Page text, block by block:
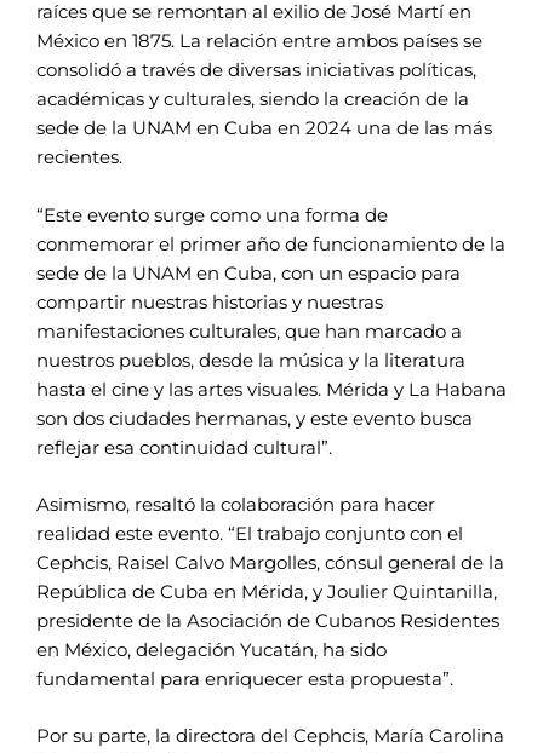
raíces que se remontan al exilio de José Martí en
México en 1875. La relación entre ambos países se
consolidó a través de diversas iniciativas políticas,
académicas y culturales, siendo la creación de la
sede de la UNAM en Cuba en 2024 una de las más
recientes.
“Este evento surge como una forma de
conmemorar el primer año de funcionamiento de la
sede de la UNAM en Cuba, con un espacio para
compartir nuestras historias y nuestras
manifestaciones culturales, que han marcado a
nuestros pueblos, desde la música y la literatura
hasta el cine y las artes visuales. Mérida y La Habana
son dos ciudades hermanas, y este evento busca
reflejar esa continuidad cultural”.
Asimismo, resaltó la colaboración para hacer
realidad este evento. “El trabajo conjunto con el
Cephcis, Raisel Calvo Margolles, cónsul general de la
República de Cuba en Mérida, y Joulier Quintanilla,
presidente de la Asociación de Cubanos Residentes
en México, delegación Yucatán, ha sido
fundamental para enriquecer esta propuesta”.
Por su parte, la directora del Cephcis, María Carolina